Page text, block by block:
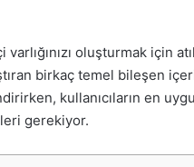
oluşturmak için
birkaç temel bileşen
kullanıcıların en
gerekiyor.